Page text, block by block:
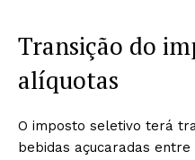
Transição do
alíquotas
O imposto seletivo terá
bebidas açucaradas entre